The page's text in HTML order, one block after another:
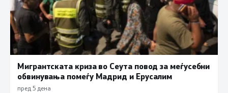
Мигрантската криза во Сеута повод за меѓусебни
обвинувања помеѓу Мадрид и Ерусалим
пред 5 дена